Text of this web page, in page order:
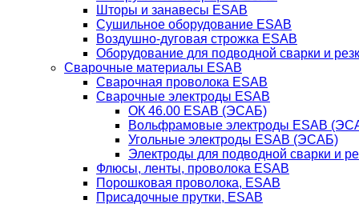
Шторы и занавесы ESAB
Сушильное оборудование ESAB
Воздушно-дуговая строжка ESAB
Оборудование для подводной сварки и
Сварочные материалы ESAB
Сварочная проволока ESAB
Сварочные электроды ESAB
ОК 46.00 ESAB (ЭСАБ)
Вольфрамовые электроды ESAB
Угольные электроды ESAB (ЭСАБ)
Электроды для подводной сварки и
Флюсы, ленты, проволока ESAB
Порошковая проволока, ESAB
Присадочные прутки, ESAB